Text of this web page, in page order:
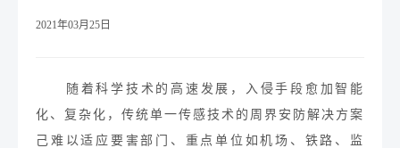
2021年03月25日
随着科学技术的高速发展，入侵手段愈加智能
化、复杂化，传统单一传感技术的周界安防解决方案
己难以适应要害部门、重点单位 如机场 、铁路、监